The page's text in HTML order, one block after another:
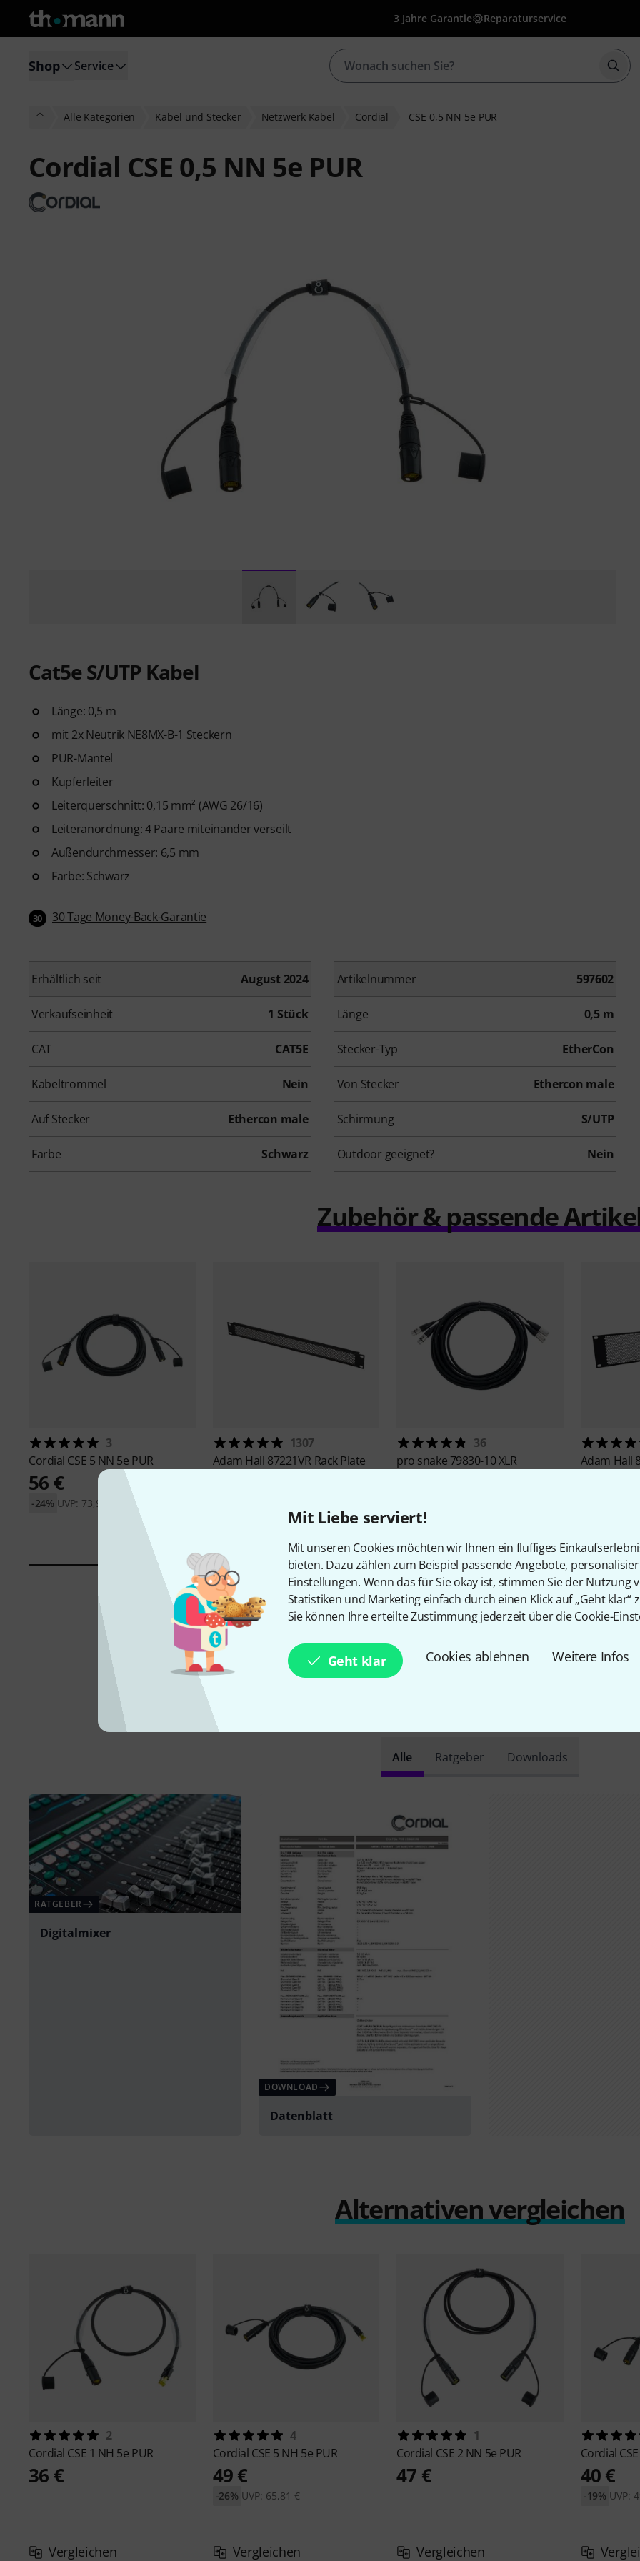
Mit Liebe serviert!
Mit unseren Cookies möchten wir Ihnen ein fluffiges
bieten. Dazu zählen zum Beispiel passende Angebote,
Einstellungen. Wenn das für Sie okay ist, stimmen Sie der Nutzung
Statistiken und Marketing einfach durch einen Klick auf „Geht klar“
Sie können Ihre erteilte Zustimmung jederzeit über die Cookie-
Geht klar Cookies ablehnen Weitere Infos
3 Jahre Garantie Reparaturservice
Shop Service
Alle Kategorien Kabel und Stecker Netzwerk Kabel Cordial CSE 0,5 NN 5e PUR
Cordial CSE 0,5 NN 5e PUR
Cat5e S/UTP Kabel
Länge: 0,5 m
mit 2x Neutrik NE8MX-B-1 Steckern
PUR-Mantel
Kupferleiter
Leiterquerschnitt: 0,15 mm² (AWG 26/16)
Leiteranordnung: 4 Paare miteinander verseilt
Außendurchmesser: 6,5 mm
Farbe: Schwarz
30 30 Tage Money-Back-Garantie
Erhältlich seit August 2024 Artikelnummer 597602
Verkaufseinheit 1 Stück Länge 0,5 m
CAT CAT5E Stecker-Typ EtherCon
Kabeltrommel Nein Von Stecker Ethercon male
Auf Stecker Ethercon male Schirmung S/UTP
Farbe Schwarz Outdoor geeignet? Nein
Zubehör & passende
3
Cordial CSE 5 NN 5e PUR
56 €
UVP: 73,90 €
-24%
1307
Adam Hall 87221VR Rack Plate
36
pro snake 79830-10 XLR
Adam Hall
Alle Ratgeber Downloads
RATGEBER
Digitalmixer
DOWNLOAD
Datenblatt
Alternativen vergleichen
2
Cordial CSE 1 NH 5e PUR
36 €
Vergleichen
4
Cordial CSE 5 NH 5e PUR
49 €
UVP: 65,81 €
-26%
Vergleichen
1
Cordial CSE 2 NN 5e PUR
47 €
Vergleichen
Cordial
40 €
UVP:
-19%